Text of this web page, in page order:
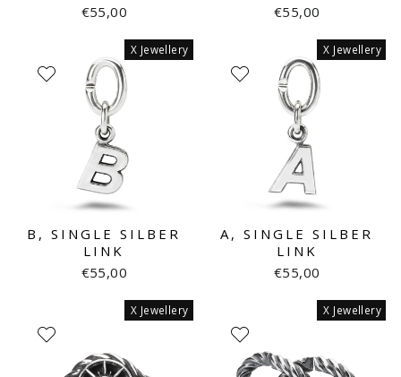
€55,00
€55,00
X Jewellery
B, SINGLE SILBER
LINK
€55,00
X Jewellery
A, SINGLE SILBER
LINK
€55,00
X Jewellery X Jewellery